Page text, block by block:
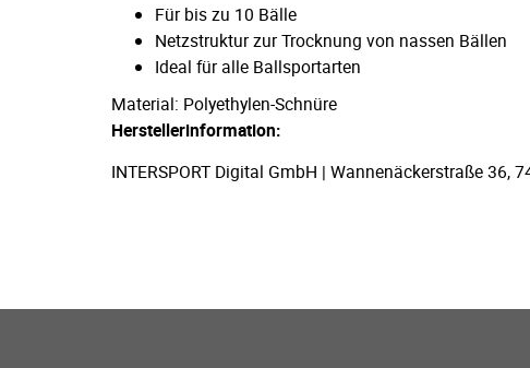
Für bis zu 10 Bälle
Netzstruktur zur Trocknung von nassen Bällen
Ideal für alle Ballsportarten
Material: Polyethylen-Schnüre
Herstellerinformation:
INTERSPORT Digital GmbH | Wannenäckerstraße